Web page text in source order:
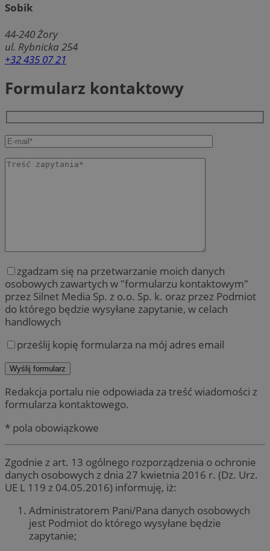
Sobik
44-240Żory
ul. Rybnicka 254
+32 435 07 21
Formularz kontaktowy
zgadzam się na przetwarzanie moich danych
osobowych zawartych w "formularzu kontaktowym"
przez Silnet Media Sp. z o.o. Sp. k. oraz przez Podmiot
do którego będzie wysyłane zapytanie, w celach
handlowych
prześlij kopię formularza na mój adres email
Redakcja portalu nie odpowiada za treść wiadomości z
formularza kontaktowego.
* pola obowiązkowe
Zgodnie z art. 13 ogólnego rozporządzenia o ochronie
danych osobowych z dnia 27 kwietnia 2016 r. (Dz. Urz.
UE L 119 z 04.05.2016) informuję, iż:
Administratorem Pani/Pana danych osobowych
jest Podmiot do którego wysyłane będzie
zapytanie;